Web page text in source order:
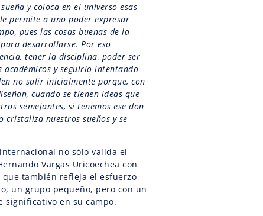
y coloca en el universo esas
permite a uno poder expresar
pues las cosas buenas de la
desarrollarse. Por eso
tener la disciplina, poder ser
académicos y seguirlo intentando
no salir inicialmente porque, con
cuando se tienen ideas que
semejantes, si tenemos ese don
cristaliza nuestros sueños y se
no sólo valida el
Vargas Uricoechea con
también refleja el esfuerzo
un grupo pequeño, pero con un
significativo en su campo.